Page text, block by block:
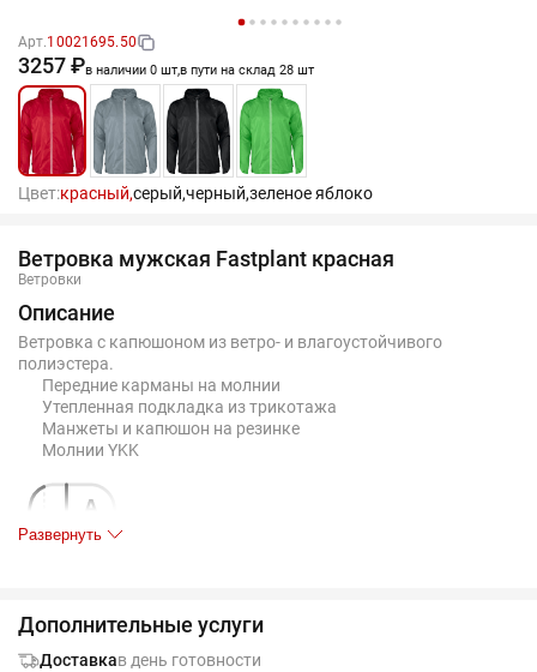
Арт.10021695.50
3257 ₽в наличии 0 шт,в пути на склад 28 шт
Цвет:красный,серый,черный,зеленое яблоко
Ветровка мужская Fastplant красная
Ветровки
Описание
Ветровка с капюшоном из ветро- и влагоустойчивого
полиэстера.
Передние карманы на молнии
Утепленная подкладка из трикотажа
Манжеты и капюшон на резинке
Молнии YKK
Таблица размеров, см
Развернуть
Дополнительные услуги
Доставкав день готовности